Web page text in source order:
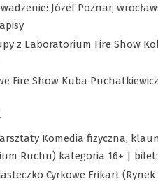
Józef Poznar,
z Laboratorium Fire Show
Fire Show Kuba
Komedia fizyczna,
Ruchu) kategoria 16+ | bilet:
Cyrkowe Frikart